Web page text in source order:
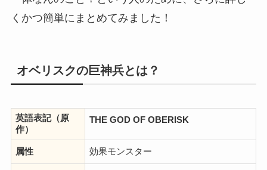
くかつ簡単にまとめてみました！
オベリスクの巨神兵とは？
英語表記（原
作）
THE GOD OF OBERISK
属性 効果モンスター